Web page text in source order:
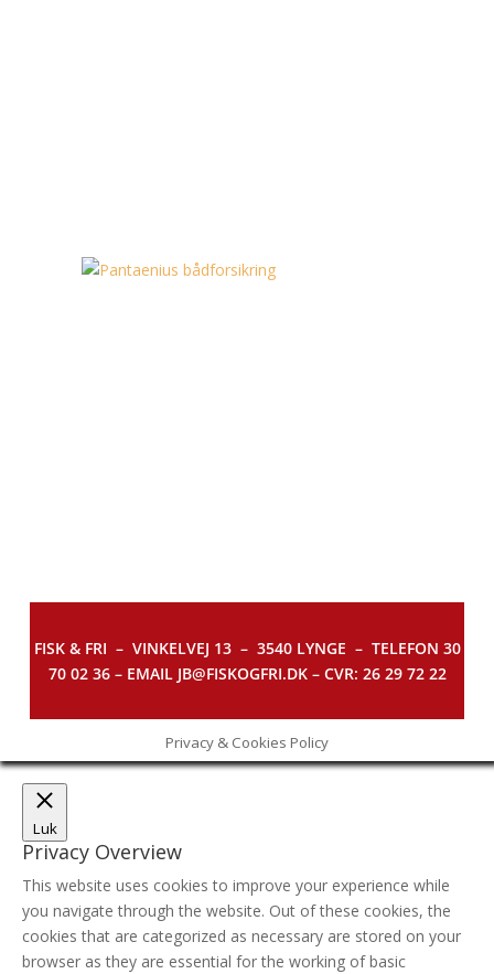
FISK & FRI – VINKELVEJ 13 – 3540 LYNGE – TELEFON 30
70 02 36 – EMAIL JB@FISKOGFRI.DK – CVR: 26 29 72 22
Privacy & Cookies Policy
Luk
Privacy Overview
This website uses cookies to improve your experience while
you navigate through the website. Out of these cookies, the
cookies that are categorized as necessary are stored on your
browser as they are essential for the working of basic